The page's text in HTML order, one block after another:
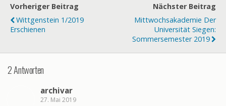
Vorheriger Beitrag
Wittgenstein 1/2019
Erschienen
Nächster Beitrag
Mittwochsakademie Der
Universität Siegen:
Sommersemester 2019
2 Antworten
archivar
27. Mai 2019